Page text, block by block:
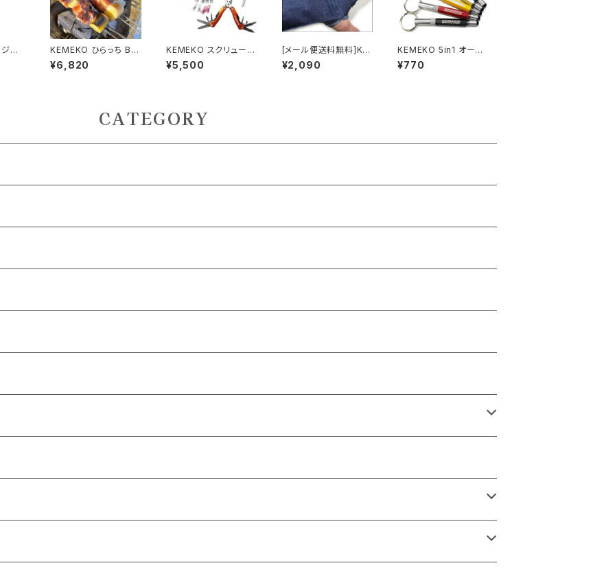
ャ
KEMEKO ひらっち BB
Qグリル＆焚火台 スキュ
アーセット 串焼BBQが
¥6,820
KEMEKO スクリュープ
ラグ式チューブレスタイ
ヤパンク修理キット
¥5,500
[メール便送料無料]KE
MEKO 防寒装具 リスト
ゲーター2 グラフィック
¥2,090
KEMEKO 5in1 オーチ
ャク多機能タッチペン
多機能スタイラスペン
¥770
CATEGORY